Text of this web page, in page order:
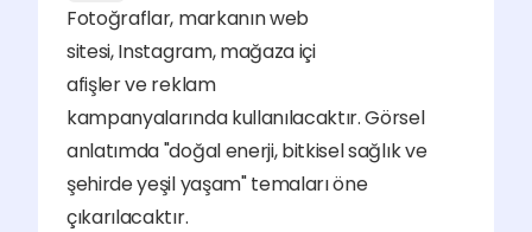
Fotoğraflar, markanın web
sitesi, Instagram, mağaza içi
afişler ve reklam
kampanyalarında kullanılacaktır. Görsel
anlatımda "doğal enerji, bitkisel sağlık ve
şehirde yeşil yaşam" temaları öne
çıkarılacaktır.